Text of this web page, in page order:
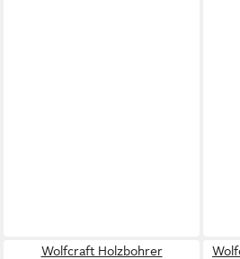
Wolfcraft Holzbohrer